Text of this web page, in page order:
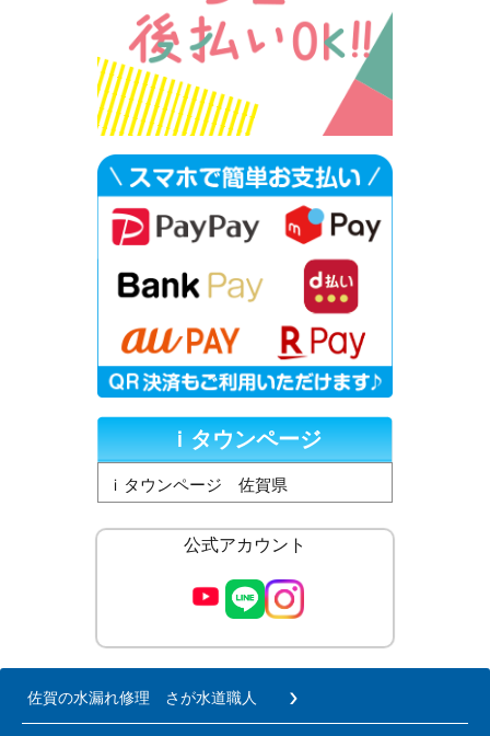
ｉタウンページ
ｉタウンページ 佐賀県
公式アカウント
佐賀の水漏れ修理 さが水道職人